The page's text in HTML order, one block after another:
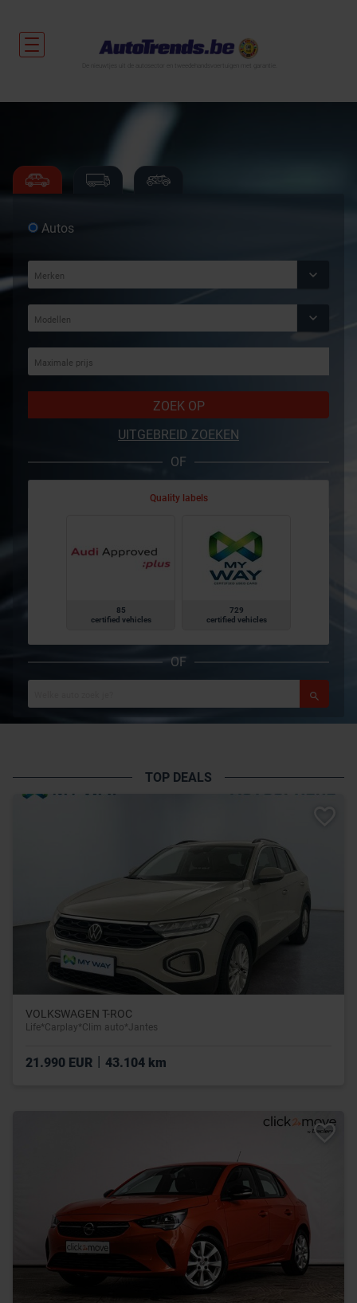
Autos
ZOEK OP
UITGEBREID ZOEKEN
OF
Quality labels
85
certified vehicles
729
certified vehicles
OF
TOP DEALS
VOLKSWAGEN T-ROC
Life*Carplay*Clim auto*Jantes
21.990 EUR 43.104 km